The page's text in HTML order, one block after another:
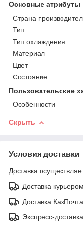
Основные атрибуты
Страна
Тип
Тип охлаждения
Материал
Цвет
Состояние
Пользовательские
Особенности
Скрыть
Условия доставки
Доставка
Доставка курьером
Доставка КазПочта
Экспресс-доставка